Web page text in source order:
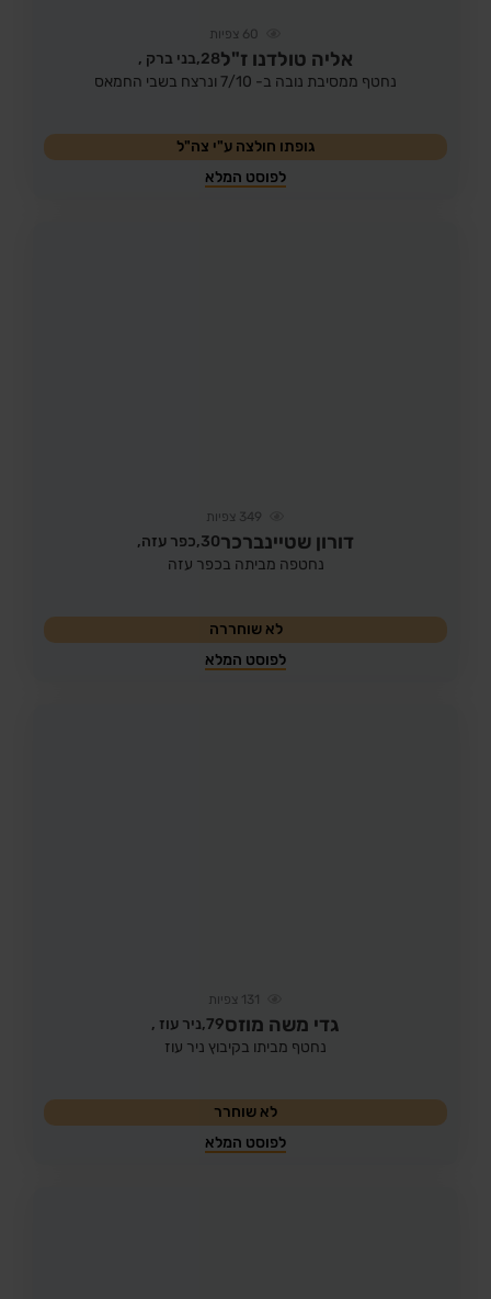
60 צפיות
אליה טולדנו ז"ל28, בני ברק ,
נחטף ממסיבת נובה ב- 7/10 ונרצח בשבי החמאס
גופתו חולצה ע"י צה"ל
לפוסט המלא
349 צפיות
דורון שטיינברכר30, כפר עזה,
נחטפה מביתה בכפר עזה
לא שוחררה
לפוסט המלא
131 צפיות
גדי משה מוזס79, ניר עוז ,
נחטף מביתו בקיבוץ ניר עוז
לא שוחרר
לפוסט המלא